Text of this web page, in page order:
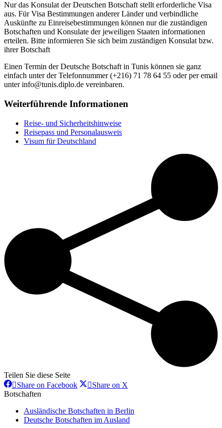
Nur das Konsulat der Deutschen Botschaft stellt erforderliche Visa
aus. Für Visa Bestimmungen anderer Länder und verbindliche
Auskünfte zu Einreisebestimmungen können nur die zuständigen
Botschaften und Konsulate der jeweiligen Staaten informationen
erteilen. Bitte informieren Sie sich beim zuständigen Konsulat bzw.
ihrer Botschaft
Einen Termin der Deutsche Botschaft in Tunis können sie ganz
einfach unter der Telefonnummer (+216) 71 78 64 55 oder per email
unter info@tunis.diplo.de vereinbaren.
Weiterführende Informationen
Reise- und Sicherheitshinweise
Reisepass und Personalausweis
Visum für Deutschland
Teilen Sie diese Seite
Share on FacebookShareShare on X
Botschaften
Ausländische Botschaften in Berlin
Deutsche Botschaften im Ausland